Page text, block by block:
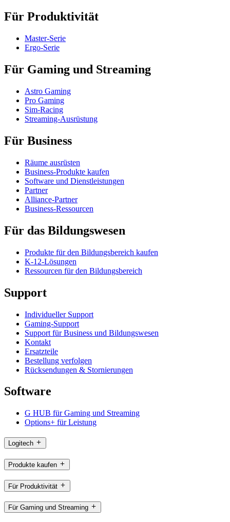
Für Produktivität
Master-Serie
Ergo-Serie
Für Gaming und Streaming
Astro Gaming
Pro Gaming
Sim-Racing
Streaming-Ausrüstung
Für Business
Räume ausrüsten
Business-Produkte kaufen
Software und Dienstleistungen
Partner
Alliance-Partner
Business-Ressourcen
Für das Bildungswesen
Produkte für den Bildungsbereich kaufen
K-12-Lösungen
Ressourcen für den Bildungsbereich
Support
Individueller Support
Gaming-Support
Support für Business und Bildungswesen
Kontakt
Ersatzteile
Bestellung verfolgen
Rücksendungen & Stornierungen
Software
G HUB für Gaming und Streaming
Options+ für Leistung
Logitech
Produkte kaufen
Für Produktivität
Für Gaming und Streaming